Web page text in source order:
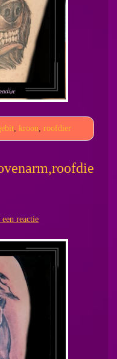
, kroon roofdier
een reactie